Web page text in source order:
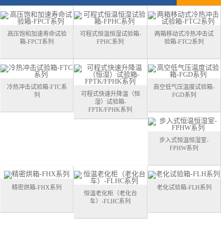
高压饱和加速寿命试验
箱-FPCT系列
可程式恒温恒湿试验箱-
FPHC系列
两箱移动式冷热冲击试
验箱-FTC2系列
冷热冲击试验箱-FTC系
列
可程式快速升降温（恒
湿）试验箱-
FPTK/FPHK系列
高空低气压温度试验箱-
FGD系列
步入式恒温恒湿室-
FPHW系列
精密烘箱-FHX系列
恒温老化柜（老化台
车）-FLHC系列
老化试验箱-FLH系列